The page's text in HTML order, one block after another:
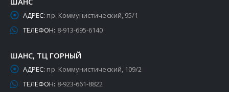
АДРЕС: пр. Коммунистический, 95/1
ТЕЛЕФОН: 8-913-695-6140
ШАНС, ТЦ ГОРНЫЙ
АДРЕС: пр. Коммунистический, 109/2
ТЕЛЕФОН: 8-923-661-8822